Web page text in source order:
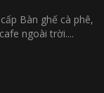
Bàn ghế cà phê,
ngoài trời....